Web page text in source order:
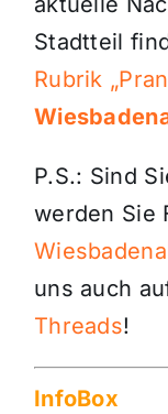
Stadtteil
Rubrik
P.S.: Sind
werden Sie
uns auch
Threads!
InfoBox